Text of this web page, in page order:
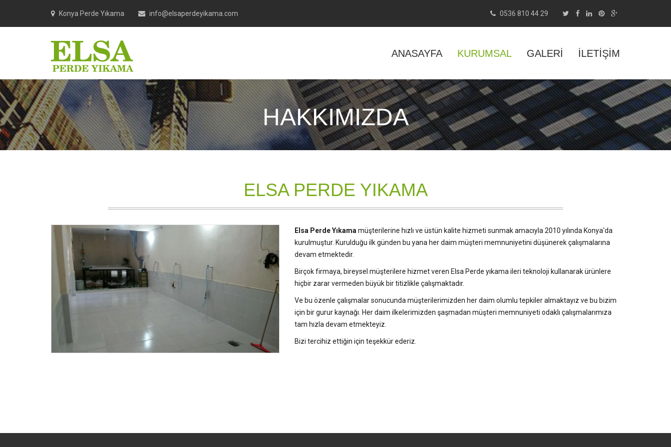
Konya Perde Yıkama info@elsaperdeyikama.com 0536 810 44 29
ANASAYFA KURUMSAL GALERI İLETIŞIM
HAKKIMIZDA
ELSA PERDE YIKAMA
Elsa Perde Yıkama müşterilerine hızlı ve üstün kalite hizmeti sunmak amacıyla 2010 yılında Konya'da
kurulmuştur. Kurulduğu ilk günden bu yana her daim müşteri memnuniyetini düşünerek çalışmalarına
devam etmektedir.
Birçok firmaya, bireysel müşterilere hizmet veren Elsa Perde yıkama ileri teknoloji kullanarak ürünlere
hiçbir zarar vermeden büyük bir titizlikle çalışmaktadır.
Ve bu özenle çalışmalar sonucunda müşterilerimizden her daim olumlu tepkiler almaktayız ve bu bizim
için bir gurur kaynağı. Her daim ilkelerimizden şaşmadan müşteri memnuniyeti odaklı çalışmalarımıza
tam hızla devam etmekteyiz.
Bizi tercihiz ettiğin için teşekkür ederiz.